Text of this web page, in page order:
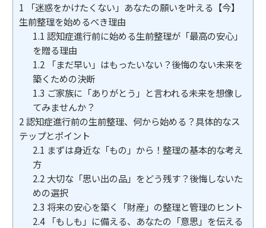
1 「迷惑をかけたくない」あなたの願いを叶える【今】
生前整理を始めるべき理由
1.1 認知症進行前に始める生前整理が「最高の安心」
を贈る理由
1.2 「まだ早い」はもったいない？後悔のない未来を
築くための決断
1.3 ご家族に「ありがとう」と言われる未来を想像し
てみませんか？
2認知症進行前の生前整理、何から始める？具体的なス
テップとポイント
2.1 まずは身近な「もの」から！整理の基本的な考え
方
2.2 大切な「思い出の品」をどう残す？後悔しないた
めの選択
2.3 将来の安心を築く「財産」の整理と管理のヒント
2.4 「もしも」に備える、あなたの「意思」を伝える